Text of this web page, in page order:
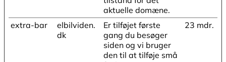
aktuelle domæne.
extra-bar
elbilviden.
dk
Er tilføjet første
gang du besøger
siden og vi bruger
den til at tilføje små
23 mdr.